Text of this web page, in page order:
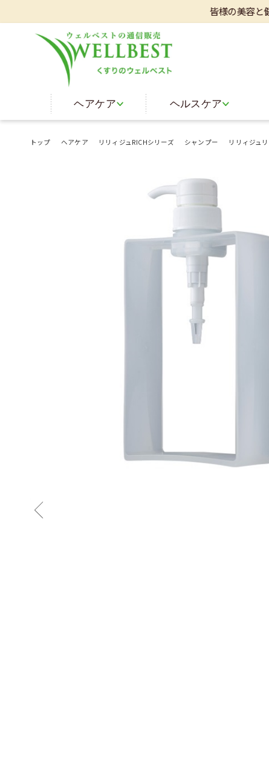
皆様の美容と健康をサ
ヘアケア ヘルスケア
トップ ヘアケア リリィジュRICHシリーズ シャンプー リリィジュ